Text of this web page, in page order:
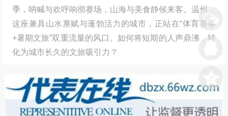
季，呐喊与欢呼响彻赛场，山海与美食静候来客。温州，
这座兼具山水禀赋与蓬勃活力的城市，正站在“体育赛事
+暑期文旅”双重流量的风口。如何将短期的人声鼎沸，转
化为城市长久的文旅吸引力？